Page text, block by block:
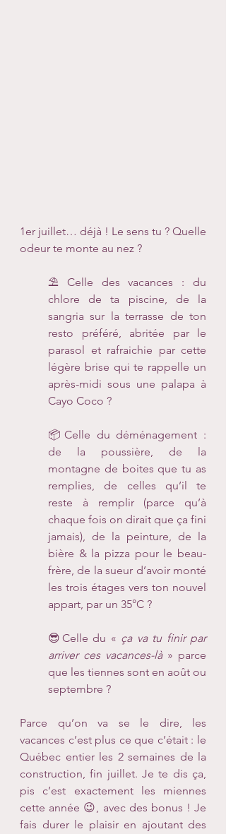
1er juillet… déjà ! Le sens tu ? Quelle
odeur te monte au nez ?
⛱ Celle des vacances : du
chlore de ta piscine, de la
sangria sur la terrasse de ton
resto préféré, abritée par le
parasol et rafraichie par cette
légère brise qui te rappelle un
après-midi sous une palapa à
Cayo Coco ?
📦Celle du déménagement :
de la poussière, de la
montagne de boites que tu as
remplies, de celles qu’il te
reste à remplir (parce qu’à
chaque fois on dirait que ça fini
jamais), de la peinture, de la
bière & la pizza pour le beau-
frère, de la sueur d’avoir monté
les trois étages vers ton nouvel
appart, par un 35°C ?
😎Celle du « ça va tu finir par
arriver ces vacances-là » parce
que les tiennes sont en août ou
septembre ?
Parce qu’on va se le dire, les
vacances c’est plus ce que c’était : le
Québec entier les 2 semaines de la
construction, fin juillet. Je te dis ça,
pis c’est exactement les miennes
cette année 😉, avec des bonus ! Je
fais durer le plaisir en ajoutant des